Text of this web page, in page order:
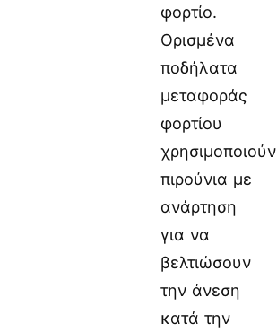
φορτίο.
Ορισμένα
ποδήλατα
μεταφοράς
φορτίου
χρησιμοποιούν
πιρούνια με
ανάρτηση
για να
βελτιώσουν
την άνεση
κατά την